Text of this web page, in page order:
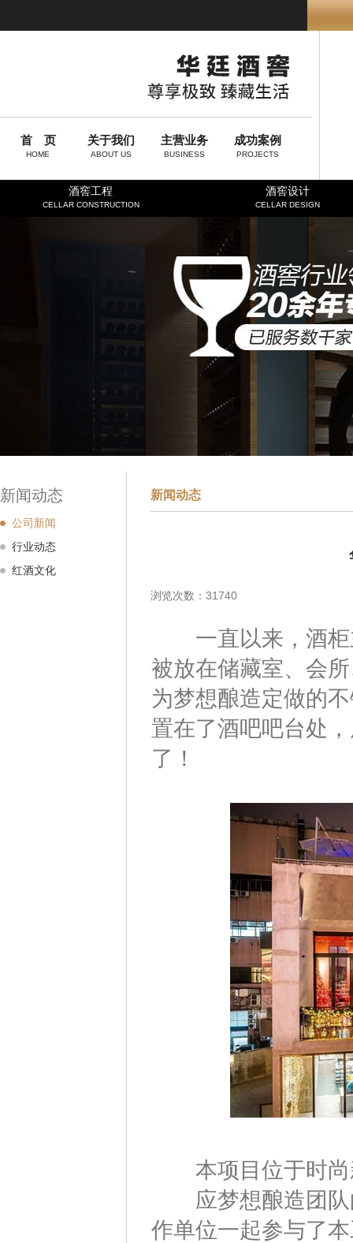
首 页
HOME
关于我们
ABOUT US
主营业务
BUSINESS
成功案例
PROJECTS
酒窖工程
CELLAR CONSTRUCTION
酒窖设计
CELLAR DESIGN
新闻动态
公司新闻
行业动态
红酒文化
新闻动态
浏览次数：31740
一直以来，酒柜
被放在储藏室、会
为梦想酿造定做的
置在了酒吧吧台处
了！
本项目位于时尚
应梦想酿造团队
作单位一起参与了